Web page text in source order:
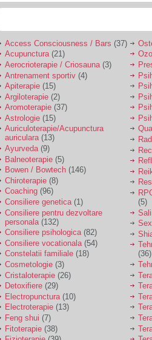
sa se manifeste o
Ma aflu aici pentru ca
vreau sa stiu daca am
nevoie de un psiholog
sau psihiatru.
Sunt casatorita, am
31 de ani si un copil in
varsta de 2 ani care
mi-e lumina ochilor.
De ceva timp simt ca
mi s-a adunat
oboseala, o oboseala
cronica de care nu pot
scapa si simt ca din
cauza ei nu pot
controla nervii si
cateodata are copilul
de suferit.
Am o bariera peste
care nu pot trece:
prietena mea a ramas
insarcinata cu o fata.
Am fost de comun
acord sa facem un
copil, cu gandul ca e
baiat.
Access Consciousness / Bars (37)
Acupunctura(21)
Aerocrioterapie / Criosauna (3)
Antrenament sportiv (4)
Apiterapie (15)
Argiloterapie (2)
Aromoterapie (37)
Astrologie (15)
Auriculoterapie/Acupunctura
auriculara(13)
Ayurveda(9)
Balneoterapie (5)
Bowen / Bowtech (146)
Chiroterapie (8)
Coaching (96)
Consiliere genetica(1)
Consiliere pentru dezvoltare
personala (132)
Consiliere psihologica(82)
Consiliere vocationala (54)
Constelatii familiale (18)
Cosmetologie (3)
Cristaloterapie (26)
Detoxifiere (29)
Electropunctura (10)
Electroterapie (13)
Feng shui (7)
Fitoterapie (38)
(5)
(36)